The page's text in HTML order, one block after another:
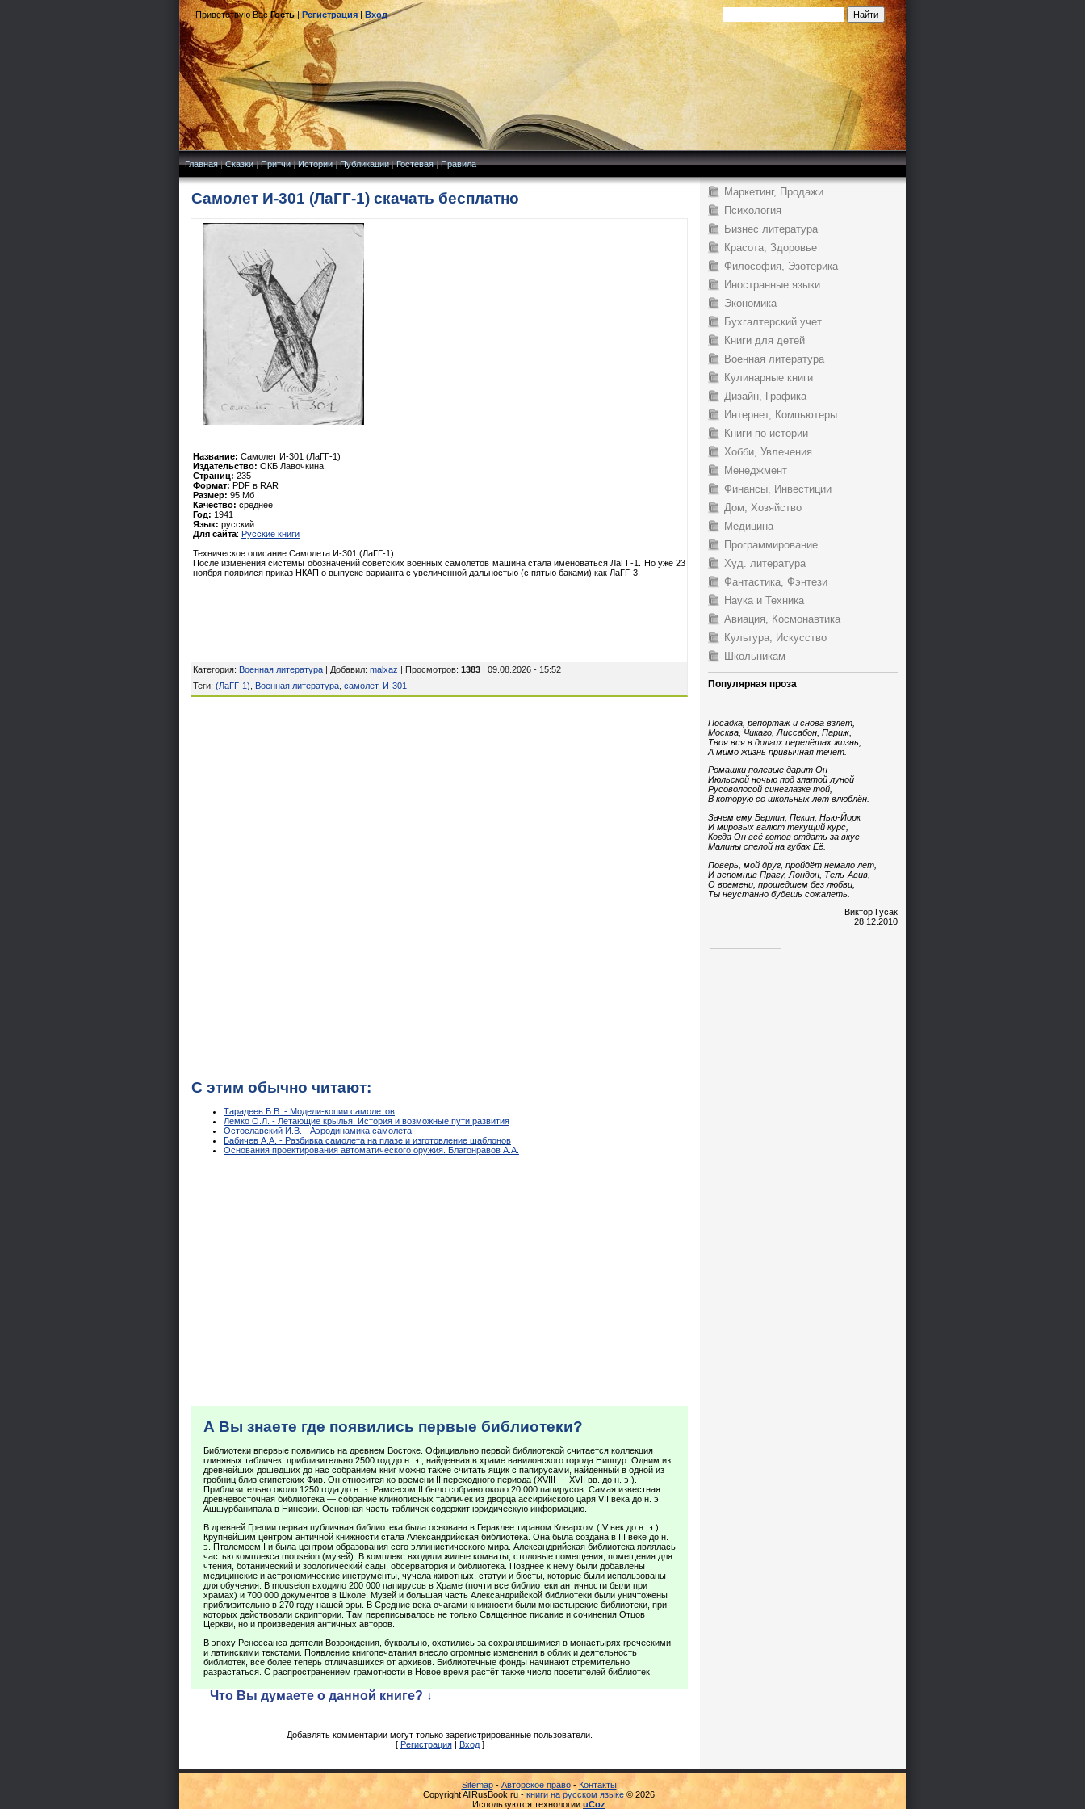
Приветствую Вас Гость|Регистрация|Вход
Главная|Сказки|Притчи|Истории|Публикации|Гостевая|Правила
Самолет И-301 (ЛаГГ-1) скачать бесплатно
Название: Самолет И-301 (ЛаГГ-1)
Издательство: ОКБ Лавочкина
Страниц: 235
Формат: PDF в RAR
Размер: 95 Мб
Качество: среднее
Год: 1941
Язык: русский
Для сайта: Русские книги
Техническое описание Самолета И-301 (ЛаГГ-1).
После изменения системы обозначений советских военных самолетов машина стала именоваться ЛаГГ-1. Но уже 23
ноября появился приказ НКАП о выпуске варианта с увеличенной дальностью (с пятью баками) как ЛаГГ-3.
Категория: Военная литература | Добавил: malxaz | Просмотров: 1383 | 09.08.2026 - 15:52
Теги: (ЛаГГ-1) Военная литература самолет, И-301
С этим обычно читают:
Тарадеев Б.В. - Модели-копии самолетов
Лемко О.Л. - Летающие крылья. История и возможные пути развития
Остославский И.В. - Аэродинамика самолета
Бабичев А.А. - Разбивка самолета на плазе и изготовление шаблонов
Основания проектирования автоматического оружия. Благонравов А.А.
А Вы знаете где появились первые библиотеки?
Библиотеки впервые появились на древнем Востоке. Официально первой библиотекой считается коллекция
глиняных табличек, приблизительно 2500 год до н. э., найденная в храме вавилонского города Ниппур. Одним из
древнейших дошедших до нас собранием книг можно также считать ящик с папирусами, найденный в одной из
гробниц близ египетских Фив. Он относится ко времени II переходного периода (XVIII — XVII вв. до н. э.).
Приблизительно около 1250 года до н. э. Рамсесом II было собрано около 20 000 папирусов. Самая известная
древневосточная библиотека — собрание клинописных табличек из дворца ассирийского царя VII века до н. э.
Ашшурбанипала в Ниневии. Основная часть табличек содержит юридическую информацию.
В древней Греции первая публичная библиотека была основана в Гераклее тираном Клеархом (IV век до н. э.).
Крупнейшим центром античной книжности стала Александрийская библиотека. Она была создана в III веке до н.
э. Птолемеем I и была центром образования сего эллинистического мира. Александрийская библиотека являлась
частью комплекса mouseion (музей). В комплекс входили жилые комнаты, столовые помещения, помещения для
чтения, ботанический и зоологический сады, обсерватория и библиотека. Позднее к нему были добавлены
медицинские и астрономические инструменты, чучела животных, статуи и бюсты, которые были использованы
для обучения. В mouseion входило 200 000 папирусов в Храме (почти все библиотеки античности были при
храмах) и 700 000 документов в Школе. Музей и большая часть Александрийской библиотеки были уничтожены
приблизительно в 270 году нашей эры. В Средние века очагами книжности были монастырские библиотеки, при
которых действовали скриптории. Там переписывалось не только Священное писание и сочинения Отцов
Церкви, но и произведения античных авторов.
В эпоху Ренессанса деятели Возрождения, буквально, охотились за сохранявшимися в монастырях греческими
и латинскими текстами. Появление книгопечатания внесло огромные изменения в облик и деятельность
библиотек, все более теперь отличавшихся от архивов. Библиотечные фонды начинают стремительно
разрастаться. С распространением грамотности в Новое время растёт также число посетителей библиотек.
Что Вы думаете о данной книге? ↓
Добавлять комментарии могут только зарегистрированные пользователи.
[ Регистрация| Вход]
Маркетинг, Продажи
Психология
Бизнес литература
Красота, Здоровье
Философия, Эзотерика
Иностранные языки
Экономика
Бухгалтерский учет
Книги для детей
Военная литература
Кулинарные книги
Дизайн, Графика
Интернет, Компьютеры
Книги по истории
Хобби, Увлечения
Менеджмент
Финансы, Инвестиции
Дом, Хозяйство
Медицина
Программирование
Худ. литература
Фантастика, Фэнтези
Наука и Техника
Авиация, Космонавтика
Культура, Искусство
Школьникам
Популярная проза
Посадка, репортаж и снова взлёт,
Москва, Чикаго, Лиссабон, Париж,
Твоя вся в долгих перелётах жизнь,
А мимо жизнь привычная течёт.
Ромашки полевые дарит Он
Июльской ночью под златой луной
Русоволосой синеглазке той,
В которую со школьных лет влюблён.
Зачем ему Берлин, Пекин, Нью-Йорк
И мировых валют текущий курс,
Когда Он всё готов отдать за вкус
Малины спелой на губах Её.
Поверь, мой друг, пройдёт немало лет,
И вспомнив Прагу, Лондон, Тель-Авив,
О времени, прошедшем без любви,
Ты неустанно будешь сожалеть.
Виктор Гусак
28.12.2010
Sitemap- Авторское право- Контакты
Copyright AllRusBook.ru - книги на русском языке © 2026
Используются технологии uCoz